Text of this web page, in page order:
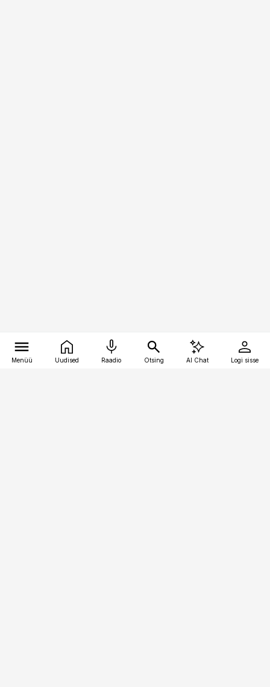
Menüü Uudised Raadio Otsing AI Chat Logi sisse